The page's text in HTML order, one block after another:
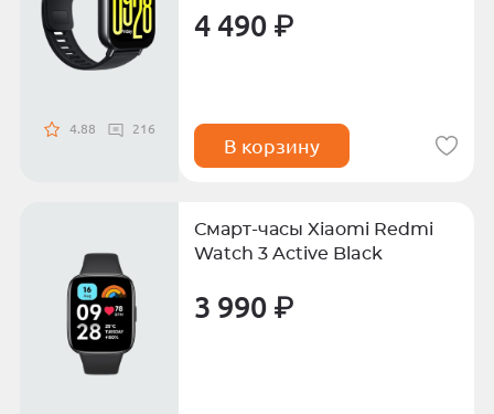
4.88 216
4 490 ₽
В корзину
Смарт-часы Xiaomi Redmi
Watch 3 Active Black
3 990 ₽